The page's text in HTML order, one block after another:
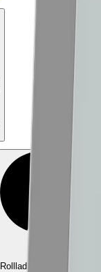
Rollladen-Konfigurator